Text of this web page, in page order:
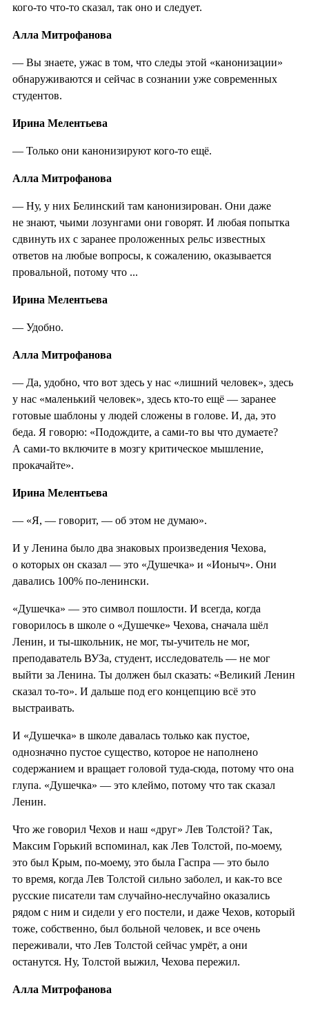
кого-то что-то сказал, так оно и следует.
Алла Митрофанова
— Вы знаете, ужас в том, что следы этой «канонизации»
обнаруживаются и сейчас в сознании уже современных
студентов.
Ирина Мелентьева
— Только они канонизируют кого-то ещё.
Алла Митрофанова
— Ну, у них Белинский там канонизирован. Они даже
не знают, чьими лозунгами они говорят. И любая попытка
сдвинуть их с заранее проложенных рельс известных
ответов на любые вопросы, к сожалению, оказывается
провальной, потому что ...
Ирина Мелентьева
— Удобно.
Алла Митрофанова
— Да, удобно, что вот здесь у нас «лишний человек», здесь
у нас «маленький человек», здесь кто-то ещё — заранее
готовые шаблоны у людей сложены в голове. И, да, это
беда. Я говорю: «Подождите, а сами-то вы что думаете?
А сами-то включите в мозгу критическое мышление,
прокачайте».
Ирина Мелентьева
— «Я, — говорит, — об этом не думаю».
И у Ленина было два знаковых произведения Чехова,
о которых он сказал — это «Душечка» и «Ионыч». Они
давались 100% по-ленински.
«Душечка» — это символ пошлости. И всегда, когда
говорилось в школе о «Душечке» Чехова, сначала шёл
Ленин, и ты-школьник, не мог, ты-учитель не мог,
преподаватель ВУЗа, студент, исследователь — не мог
выйти за Ленина. Ты должен был сказать: «Великий Ленин
сказал то-то». И дальше под его концепцию всё это
выстраивать.
И «Душечка» в школе давалась только как пустое,
однозначно пустое существо, которое не наполнено
содержанием и вращает головой туда-сюда, потому что она
глупа. «Душечка» — это клеймо, потому что так сказал
Ленин.
Что же говорил Чехов и наш «друг» Лев Толстой? Так,
Максим Горький вспоминал, как Лев Толстой, по-моему,
это был Крым, по-моему, это была Гаспра — это было
то время, когда Лев Толстой сильно заболел, и как-то все
русские писатели там случайно-неслучайно оказались
рядом с ним и сидели у его постели, и даже Чехов, который
тоже, собственно, был больной человек, и все очень
переживали, что Лев Толстой сейчас умрёт, а они
останутся. Ну, Толстой выжил, Чехова пережил.
Алла Митрофанова